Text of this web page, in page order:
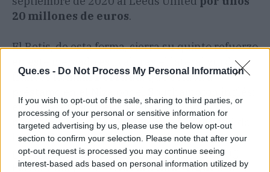
Que.es - Do Not Process My Personal Information
If you wish to opt-out of the sale, sharing to third parties, or
processing of your personal or sensitive information for
targeted advertising by us, please use the below opt-out
section to confirm your selection. Please note that after your
opt-out request is processed you may continue seeing
interest-based ads based on personal information utilized by
20 millones de euros.
El Betis, de esta forma, cierra su quinto refuerzo
en este mercado estival tras el lateral zurdo
francés Romain Perraud, que estaba a
el fichaje en propiedad del
mediocampistaMarc Roca , que ya jugó cedido
la pasada campaña por el Leeds; del atacante
gallegoIker Losada, procedente del Racing
Ferrol y del porteroAdrián San Miguel, libre